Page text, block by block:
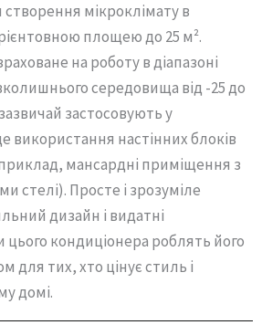
мікроклімату в
площею до 25 м².
на роботу в діапазоні
середовища від -25 до
застосовують у
використання настінних блоків
мансардні приміщення з
стелі). Просте і зрозуміле
дизайн і видатні
цього кондиціонера роблять його
для тих, хто цінує стиль і
домі.